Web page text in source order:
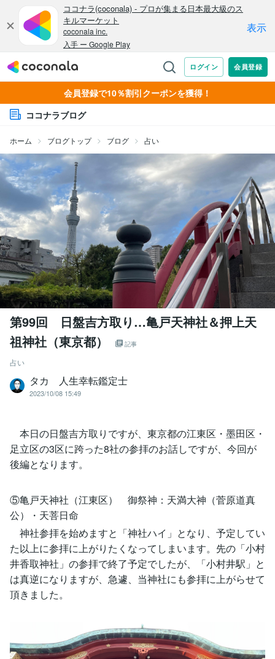
会員登録で10％割引クーポンを獲得！
ココナラブログ
ホーム ブログトップ ブログ 占い
第99回 日盤吉方取り…亀戸天神社＆押上天
祖神社（東京都）
記事
占い
タカ 人生幸転鑑定士
2023/10/08 15:49
本日の日盤吉方取りですが、東京都の江東区・墨田区・
足立区の3区に跨った8社の参拝のお話しですが、今回が
後編となります。
⑤亀戸天神社（江東区） 御祭神：天満大神（菅原道真
公）・天菩日命
神社参拝を始めますと「神社ハイ」となり、予定してい
た以上に参拝に上がりたくなってしまいます。先の「小村
井香取神社」の参拝で終了予定でしたが、「小村井駅」と
は真逆になりますが、急遽、当神社にも参拝に上がらせて
頂きました。